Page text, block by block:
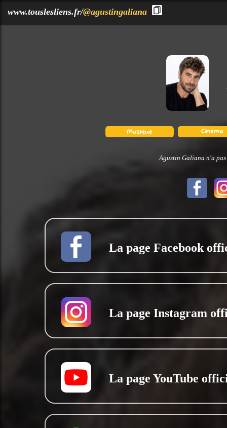
www.touslesliens.fr/@agustingaliana
Agustin Galiana n'a pas
La page Facebook
La page Instagram
La page YouTube